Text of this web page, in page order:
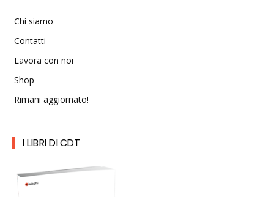
Chi siamo
Contatti
Lavora con noi
Shop
Rimani aggiornato!
I LIBRI DI CDT